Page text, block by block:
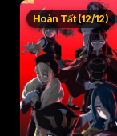
Hoàn Tất (12/12)